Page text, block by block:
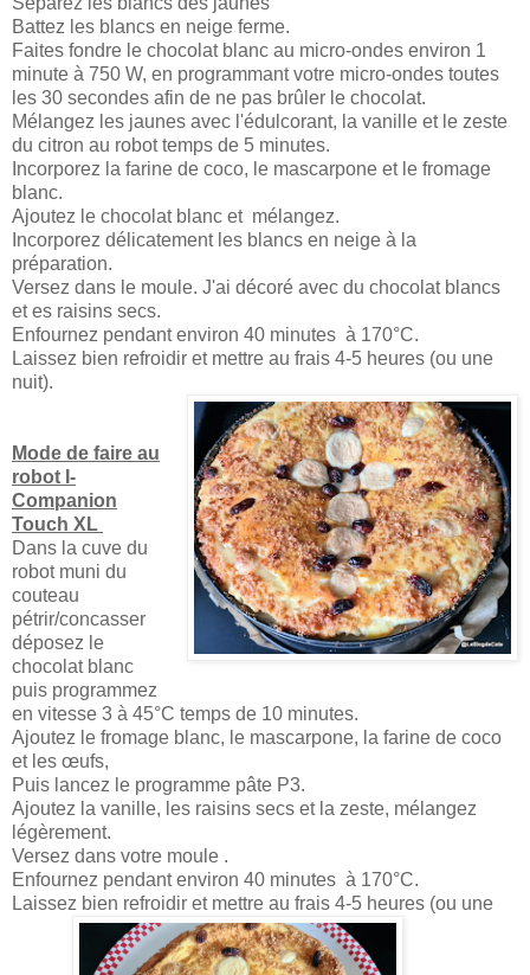
Battez les blancs en neige ferme.
Faites fondre le chocolat blanc au micro-ondes environ 1
minute à 750 W, en programmant votre micro-ondes toutes
les 30 secondes afin de ne pas brûler le chocolat.
Mélangez les jaunes avec l'édulcorant, la vanille et le zeste
du citron au robot temps de 5 minutes.
Incorporez la farine de coco, le mascarpone et le fromage
blanc.
Ajoutez le chocolat blanc et mélangez.
Incorporez délicatement les blancs en neige à la
préparation.
Versez dans le moule. J'ai décoré avec du chocolat blancs
et es raisins secs.
Enfournez pendant environ 40 minutes à 170°C.
Laissez bien refroidir et mettre au frais 4-5 heures (ou une
nuit).
Mode de faire au
robot I-
Companion
Touch XL
Dans la cuve du
robot muni du
couteau
pétrir/concasser
déposez le
chocolat blanc
puis programmez
en vitesse 3 à 45°C temps de 10 minutes.
Ajoutez le fromage blanc, le mascarpone, la farine de coco
et les œufs,
Puis lancez le programme pâte P3.
Ajoutez la vanille, les raisins secs et la zeste, mélangez
légèrement.
Versez dans votre moule .
Enfournez pendant environ 40 minutes à 170°C.
Laissez bien refroidir et mettre au frais 4-5 heures (ou une